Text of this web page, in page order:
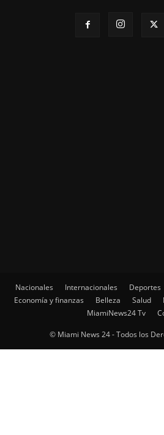
Nacionales Internacionales Deportes
Economía y finanzas
Belleza Salud
MiamiNews24 Tv
© Miami News 24 - Todos los